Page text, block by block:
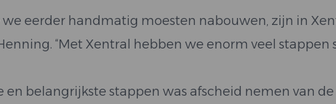
we eerder handmatig moesten nabouwen, zijn in
“Met Xentral hebben we enorm veel
en belangrijkste stappen was afscheid nemen van de